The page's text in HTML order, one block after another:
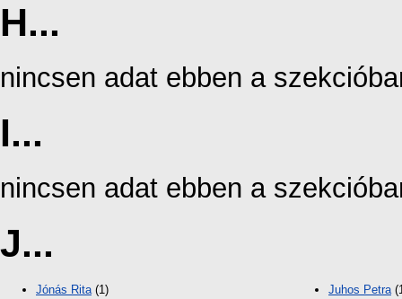
H...
nincsen adat ebben a
I...
nincsen adat ebben a
J...
Jónás Rita(1) Juhos Petra